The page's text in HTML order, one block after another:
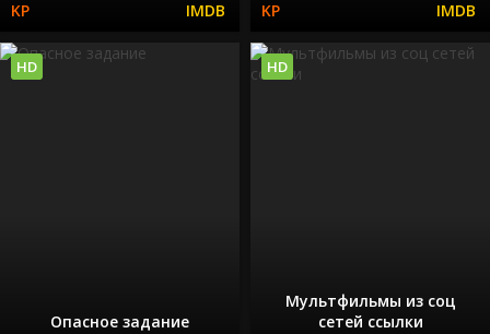
Опасное задание
HD
Мультфильмы из соц
сетей ссылки
HD